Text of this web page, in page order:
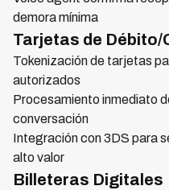
demora mínima
Tarjetas de Débito/
Tokenización de tarjetas
autorizados
Procesamiento inmediato
conversación
Integración con 3DS para
alto valor
Billeteras Digitales